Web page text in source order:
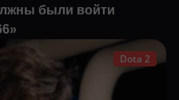
были войти
Dota 2